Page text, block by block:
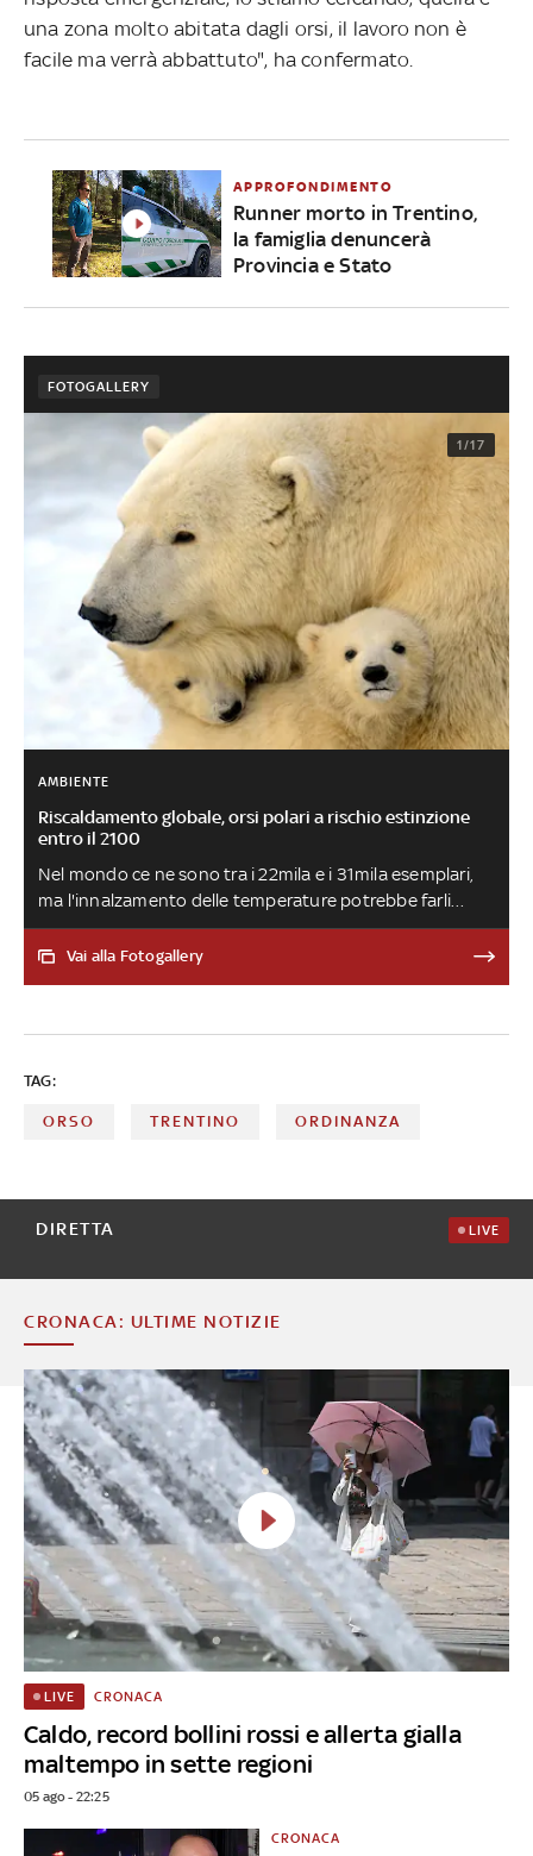
una zona molto abitata dagli orsi, il lavoro non è
facile ma verrà abbattuto", ha confermato.
APPROFONDIMENTO
Runner morto in Trentino,
la famiglia denuncerà
Provincia e Stato
FOTOGALLERY
1/17
AMBIENTE
Riscaldamento globale, orsi polari a rischio estinzione
entro il 2100
Nel mondo ce ne sono tra i 22mila e i 31mila esemplari,
ma l'innalzamento delle temperature potrebbe farli
sparire prima della fine del secolo. L'allarme lanciato dal
magazine Nature climate change
Vai alla Fotogallery
TAG:
ORSO TRENTINO ORDINANZA
DIRETTA LIVE
CRONACA: ULTIME NOTIZIE
Caldo, record bollini rossi e allerta gialla
maltempo in sette regioni
LIVE CRONACA
05 ago - 22:25
CRONACA